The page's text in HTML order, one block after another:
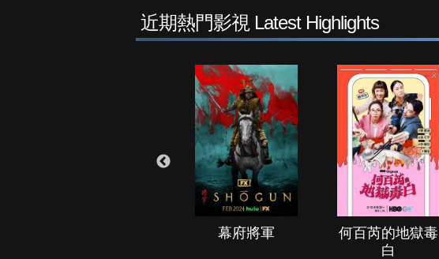
近期熱門影視 Latest Highlights
幕府將軍
何百芮的地獄毒
白